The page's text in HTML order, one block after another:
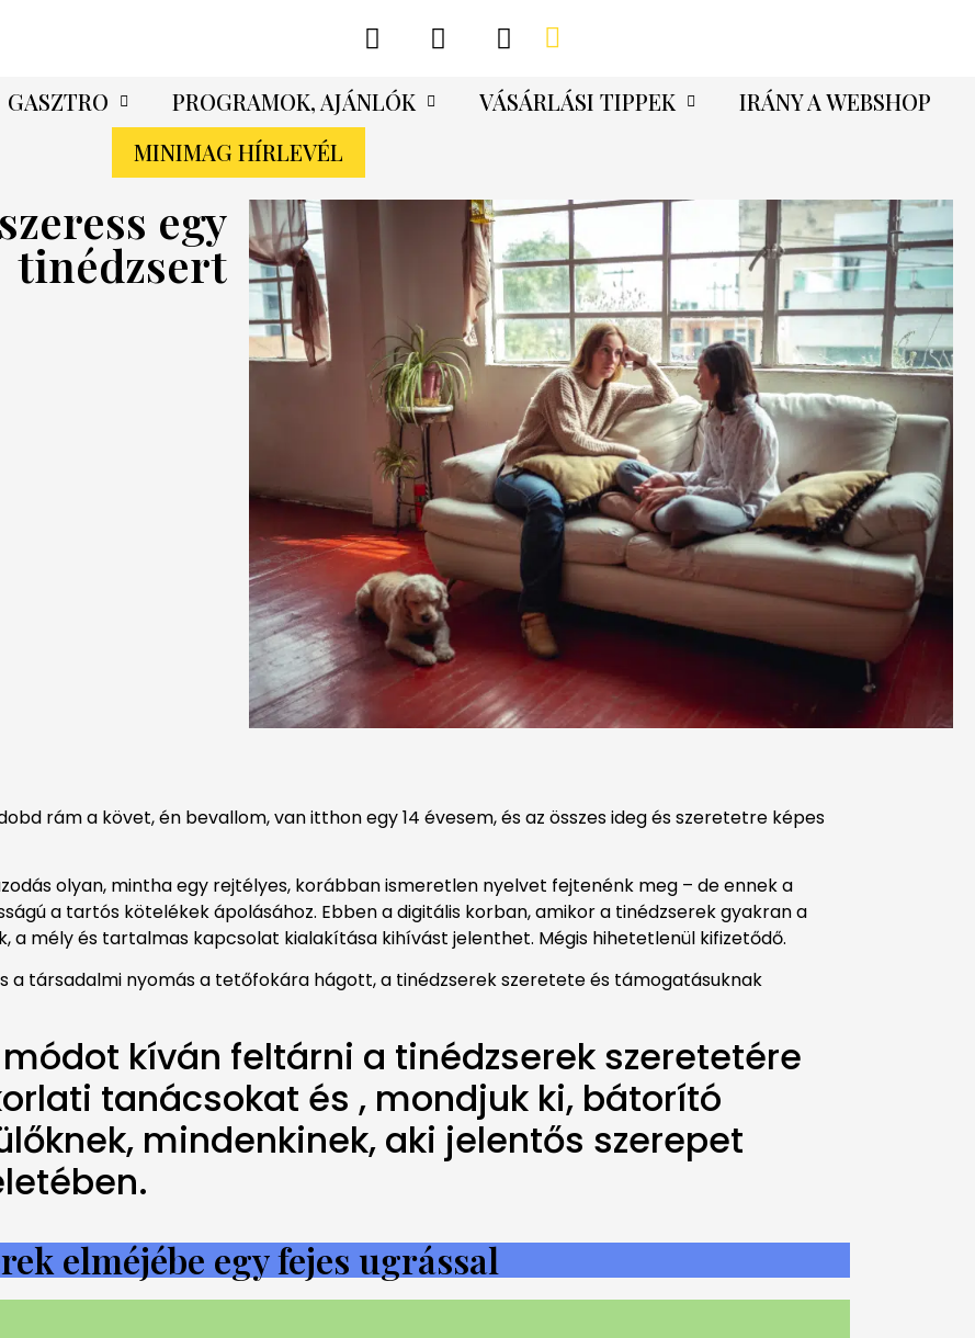
GASZTRO PROGRAMOK, AJÁNLÓK VÁSÁRLÁSI TIPPEK
IRÁNY A WEBSHOP
MINIMAG HÍRLEVÉL
egy
tinédzsert
rám a követ, én bevallom, van itthon egy 14 évesem, és az összes ideg és szeretetre képes
olyan, mintha egy rejtélyes, korábban ismeretlen nyelvet fejtenénk meg – de ennek a
a tartós kötelékek ápolásához. Ebben a digitális korban, amikor a tinédzserek gyakran a
a mély és tartalmas kapcsolat kialakítása kihívást jelenthet. Mégis hihetetlenül kifizetődő.
a társadalmi nyomás a tetőfokára hágott, a tinédzserek szeretete és támogatásuknak
kíván feltárni a tinédzserek szeretetére
tanácsokat és , mondjuk ki, bátorító
mindenkinek, aki jelentős szerepet
elméjébe egy fejes ugrással